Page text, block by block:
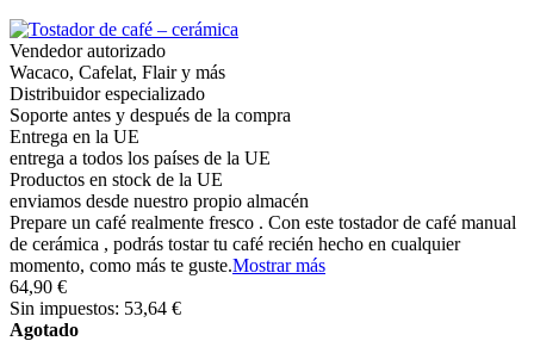
Vendedor autorizado
Wacaco, Cafelat, Flair y más
Distribuidor especializado
Soporte antes y después de la compra
Entrega en la UE
entrega a todos los países de la UE
Productos en stock de la UE
enviamos desde nuestro propio almacén
Prepare un café realmente fresco . Con este tostador de café manual
de cerámica , podrás tostar tu café recién hecho en cualquier
momento, como más te guste.Mostrar más
64,90 €
Sin impuestos: 53,64 €
Agotado